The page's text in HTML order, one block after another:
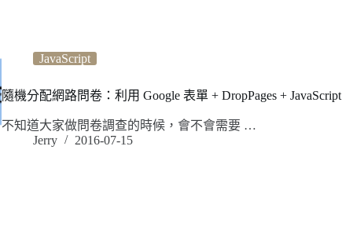
JavaScript
隨機分配網路問卷：利用 Google 表單 + DropPages + JavaScript
不知道大家做問卷調查的時候，會不會需要 …
Jerry
2016-07-15